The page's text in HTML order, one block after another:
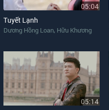
05:04
Tuyết Lạnh
Dương Hồng Loan, Hữu Khương
05:14